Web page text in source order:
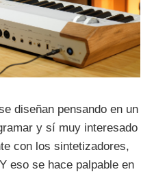
diseñan pensando en un
y sí muy interesado
con los sintetizadores,
eso se hace palpable en